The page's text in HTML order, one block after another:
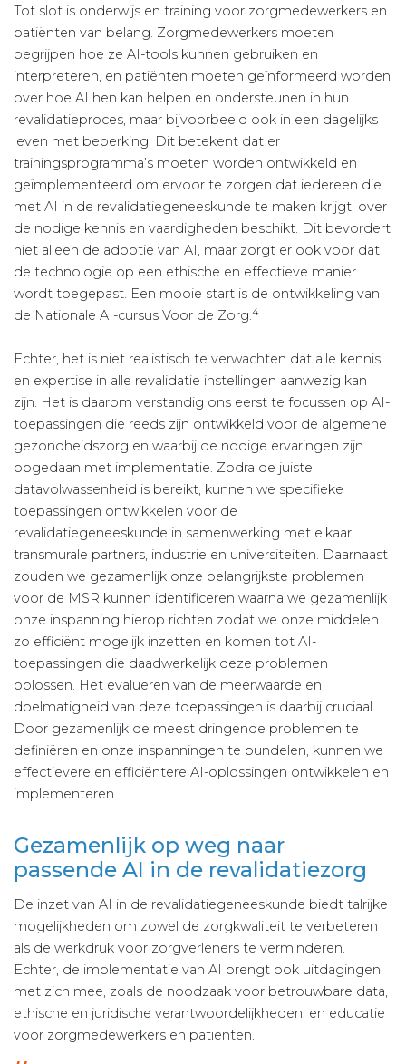
Tot slot is onderwijs en training voor zorgmedewerkers en
patiënten van belang. Zorgmedewerkers moeten
begrijpen hoe ze AI-tools kunnen gebruiken en
interpreteren, en patiënten moeten geïnformeerd worden
over hoe AI hen kan helpen en ondersteunen in hun
revalidatieproces, maar bijvoorbeeld ook in een dagelijks
leven met beperking. Dit betekent dat er
trainingsprogramma’s moeten worden ontwikkeld en
geïmplementeerd om ervoor te zorgen dat iedereen die
met AI in de revalidatiegeneeskunde te maken krijgt, over
de nodige kennis en vaardigheden beschikt. Dit bevordert
niet alleen de adoptie van AI, maar zorgt er ook voor dat
de technologie op een ethische en effectieve manier
wordt toegepast. Een mooie start is de ontwikkeling van
de Nationale AI-cursus Voor de Zorg.4
Echter, het is niet realistisch te verwachten dat alle kennis
en expertise in alle revalidatie instellingen aanwezig kan
zijn. Het is daarom verstandig ons eerst te focussen op AI-
toepassingen die reeds zijn ontwikkeld voor de algemene
gezondheidszorg en waarbij de nodige ervaringen zijn
opgedaan met implementatie. Zodra de juiste
datavolwassenheid is bereikt, kunnen we specifieke
toepassingen ontwikkelen voor de
revalidatiegeneeskunde in samenwerking met elkaar,
transmurale partners, industrie en universiteiten. Daarnaast
zouden we gezamenlijk onze belangrijkste problemen
voor de MSR kunnen identificeren waarna we gezamenlijk
onze inspanning hierop richten zodat we onze middelen
zo efficiënt mogelijk inzetten en komen tot AI-
toepassingen die daadwerkelijk deze problemen
oplossen. Het evalueren van de meerwaarde en
doelmatigheid van deze toepassingen is daarbij cruciaal.
Door gezamenlijk de meest dringende problemen te
definiëren en onze inspanningen te bundelen, kunnen we
effectievere en efficiëntere AI-oplossingen ontwikkelen en
implementeren.
Gezamenlijk op weg naar
passende AI in de revalidatiezorg
De inzet van AI in de revalidatiegeneeskunde biedt talrijke
mogelijkheden om zowel de zorgkwaliteit te verbeteren
als de werkdruk voor zorgverleners te verminderen.
Echter, de implementatie van AI brengt ook uitdagingen
met zich mee, zoals de noodzaak voor betrouwbare data,
ethische en juridische verantwoordelijkheden, en educatie
voor zorgmedewerkers en patiënten.